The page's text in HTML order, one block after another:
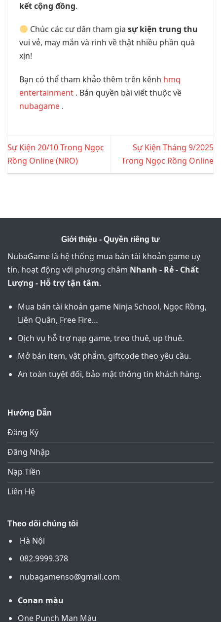
kết cộng đồng.
Chúc các cư dân tham giasự kiện trung thu
vui vẻ, may mắn và rinh về thật nhiều phần quà
xịn!
Bạn có thể tham khảo thêm trên kênh hmq
entertainment . Bản quyền bài viết thuộc về
nubagame .
Sự Kiện 20/10 Trong Ngọc
Rồng Online (NRO)
Sự Kiện Tháng 9/2025
Trong Ngọc Rồng Online
Giới thiệu - Quyền riêng tư
NubaGame là hệ thống mua bán tài khoản game uy
tín, hoạt động với phương châm Nhanh - Rẻ - Chất
Lượng - Hỗ trợ tận tâm.
Mua bán tài khoản game Ninja School, Ngọc Rồng,
Liên Quân, Free Fire…
Dịch vụ hỗ trợ nạp game, treo thuê, up thuê.
Mở bán item, vật phẩm, giftcode theo yêu cầu.
An toàn tuyệt đối, bảo mật thông tin khách hàng.
Hướng Dẫn
Đăng Ký
Đăng Nhập
Nạp Tiền
Liên Hệ
Theo dõi chúng tôi
Hà Nội
082.9999.378
nubagamenso@gmail.com
Conan màu
One Punch Man Màu